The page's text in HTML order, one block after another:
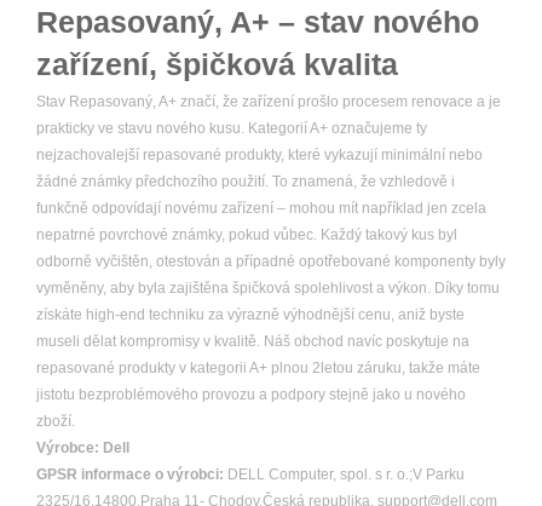
Repasovaný, A+ – stav nového
zařízení, špičková kvalita
Stav Repasovaný, A+ značí, že zařízení prošlo procesem renovace a je
prakticky ve stavu nového kusu. Kategorií A+ označujeme ty
nejzachovalejší repasované produkty, které vykazují minimální nebo
žádné známky předchozího použití. To znamená, že vzhledově i
funkčně odpovídají novému zařízení – mohou mít například jen zcela
nepatrné povrchové známky, pokud vůbec. Každý takový kus byl
odborně vyčištěn, otestován a případné opotřebované komponenty byly
vyměněny, aby byla zajištěna špičková spolehlivost a výkon. Díky tomu
získáte high-end techniku za výrazně výhodnější cenu, aniž byste
museli dělat kompromisy v kvalitě. Náš obchod navíc poskytuje na
repasované produkty v kategorii A+ plnou 2letou záruku, takže máte
jistotu bezproblémového provozu a podpory stejně jako u nového
zboží.
Výrobce: Dell
GPSR informace o výrobci: DELL Computer, spol. s r. o.;V Parku
2325/16,14800,Praha 11- Chodov,Česká republika, support@dell.com